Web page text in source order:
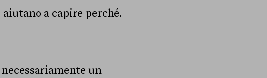
a capire perché.
un